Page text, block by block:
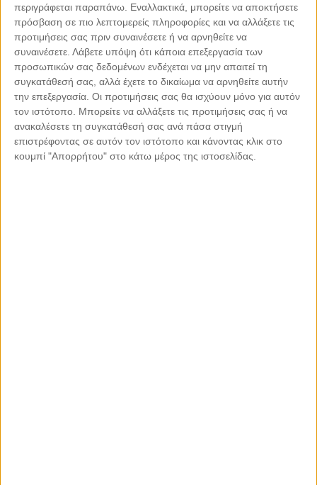
περιγράφεται παραπάνω. Εναλλακτικά, μπορείτε να αποκτήσετε
πρόσβαση σε πιο λεπτομερείς πληροφορίες και να αλλάξετε τις
προτιμήσεις σας πριν συναινέσετε ή να αρνηθείτε να
συναινέσετε. Λάβετε υπόψη ότι κάποια επεξεργασία των
προσωπικών σας δεδομένων ενδέχεται να μην απαιτεί τη
συγκατάθεσή σας, αλλά έχετε το δικαίωμα να αρνηθείτε αυτήν
την επεξεργασία. Οι προτιμήσεις σας θα ισχύουν μόνο για αυτόν
τον ιστότοπο. Μπορείτε να αλλάξετε τις προτιμήσεις σας ή να
ανακαλέσετε τη συγκατάθεσή σας ανά πάσα στιγμή
επιστρέφοντας σε αυτόν τον ιστότοπο και κάνοντας κλικ στο
κουμπί "Απορρήτου" στο κάτω μέρος της ιστοσελίδας.
Leaflet | © OpenStreetMap contributors
ΜΕ ΤΗΝ ΥΠΟΣΤΗΡΙΞΗ